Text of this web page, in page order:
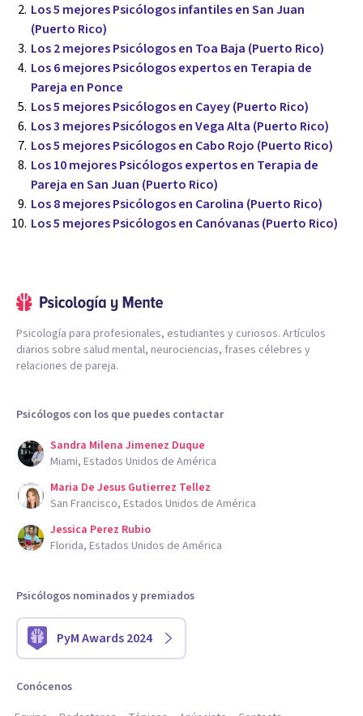
Los 5 mejores Psicólogos infantiles en San Juan
(Puerto Rico)
Los 2 mejores Psicólogos en Toa Baja (Puerto Rico)
Los 6 mejores Psicólogos expertos en Terapia de
Pareja en Ponce
Los 5 mejores Psicólogos en Cayey (Puerto Rico)
Los 3 mejores Psicólogos en Vega Alta (Puerto Rico)
Los 5 mejores Psicólogos en Cabo Rojo (Puerto Rico)
Los 10 mejores Psicólogos expertos en Terapia de
Pareja en San Juan (Puerto Rico)
Los 8 mejores Psicólogos en Carolina (Puerto Rico)
Los 5 mejores Psicólogos en Canóvanas (Puerto Rico)
Psicología para profesionales, estudiantes y curiosos. Artículos
diarios sobre salud mental, neurociencias, frases célebres y
relaciones de pareja.
Psicólogos con los que puedes contactar
Sandra Milena Jimenez Duque
Miami, Estados Unidos de América
Maria De Jesus Gutierrez Tellez
San Francisco, Estados Unidos de América
Jessica Perez Rubio
Florida, Estados Unidos de América
Psicólogos nominados y premiados
PyM Awards 2024
Conócenos